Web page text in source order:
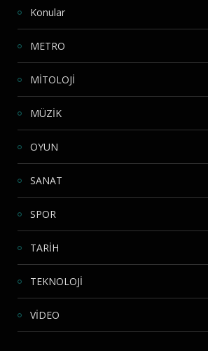
Konular
METRO
MİTOLOJİ
MÜZİK
OYUN
SANAT
SPOR
TARİH
TEKNOLOJİ
VİDEO